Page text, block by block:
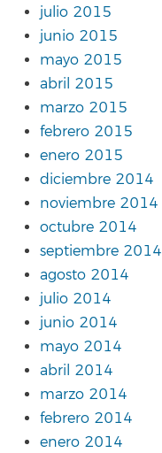
julio 2015
junio 2015
mayo 2015
abril 2015
marzo 2015
febrero 2015
enero 2015
diciembre 2014
noviembre 2014
octubre 2014
septiembre 2014
agosto 2014
julio 2014
junio 2014
mayo 2014
abril 2014
marzo 2014
febrero 2014
enero 2014